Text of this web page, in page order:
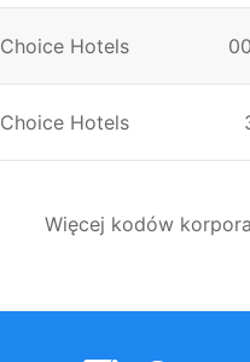
Choice Hotels
Choice Hotels
Więcej kodów